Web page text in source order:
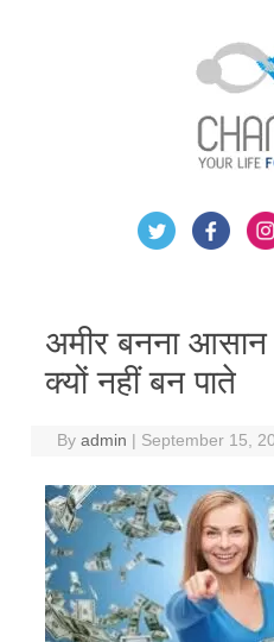
अमीर बनना
क्यों नहीं बन पाते
Byadmin | September 15,